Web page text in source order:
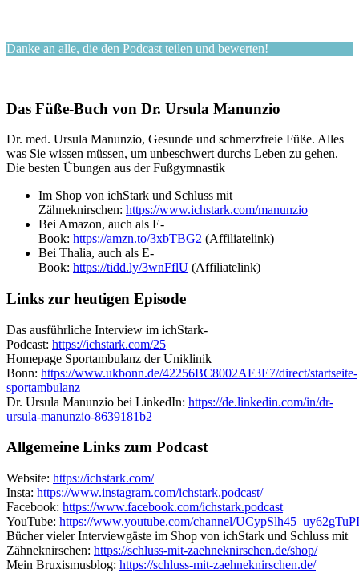
Danke an alle, die den Podcast teilen und bewerten!
Das Füße-Buch von Dr. Ursula Manunzio
Dr. med. Ursula Manunzio, Gesunde und schmerzfreie Füße. Alles
was Sie wissen müssen, um unbeschwert durchs Leben zu gehen.
Die besten Übungen aus der Fußgymnastik
Im Shop von ichStark und Schluss mit
Zähneknirschen: https://www.ichstark.com/manunzio
Bei Amazon, auch als E-
Book: https://amzn.to/3xbTBG2 (Affiliatelink)
Bei Thalia, auch als E-
Book: https://tidd.ly/3wnFflU (Affiliatelink)
Links zur heutigen Episode
Das ausführliche Interview im ichStark-
Podcast: https://ichstark.com/25
Homepage Sportambulanz der Uniklinik
Bonn: https://www.ukbonn.de/42256BC8002AF3E7/direct/startseite-
sportambulanz
Dr. Ursula Manunzio bei LinkedIn: https://de.linkedin.com/in/dr-
ursula-manunzio-8639181b2
Allgemeine Links zum Podcast
Website: https://ichstark.com/
Insta: https://www.instagram.com/ichstark.podcast/
Facebook: https://www.facebook.com/ichstark.podcast
YouTube: https://www.youtube.com/channel/
Bücher vieler Interviewgäste im Shop von ichStark und Schluss mit
Zähneknirschen: https://schluss-mit-zaehneknirschen.de/shop/
Mein Bruxismusblog: https://schluss-mit-zaehneknirschen.de/